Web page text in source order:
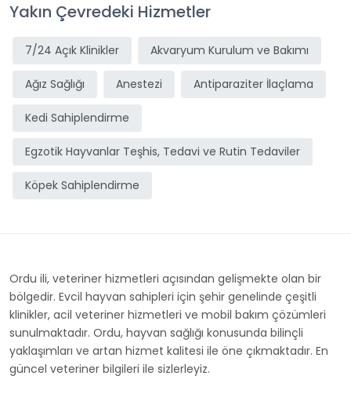
Yakın Çevredeki Hizmetler
7/24 Açık Klinikler Akvaryum Kurulum ve Bakımı
Ağız Sağlığı Anestezi Antiparaziter İlaçlama
Kedi Sahiplendirme
Egzotik Hayvanlar Teşhis, Tedavi ve Rutin Tedaviler
Köpek Sahiplendirme
Ordu ili, veteriner hizmetleri açısından gelişmekte olan bir
bölgedir. Evcil hayvan sahipleri için şehir genelinde çeşitli
klinikler, acil veteriner hizmetleri ve mobil bakım çözümleri
sunulmaktadır. Ordu, hayvan sağlığı konusunda bilinçli
yaklaşımları ve artan hizmet kalitesi ile öne çıkmaktadır. En
güncel veteriner bilgileri ile sizlerleyiz.